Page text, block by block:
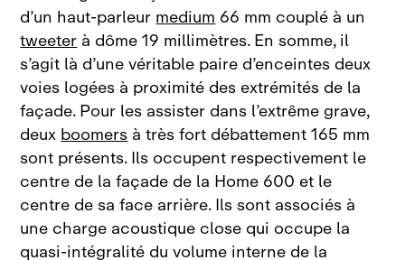
d’un haut‑parleurmedium66 mm couplé à un
tweeterà dôme 19 millimètres. En somme, il
s’agit là d’une véritable paire d’enceintes deux
voies logées à proximité des extrémités de la
façade. Pour les assister dans l’extrême grave,
deuxboomersà très fort débattement 165 mm
sont présents. Ils occupent respectivement le
centre de la façade de la Home 600 et le
centre de sa face arrière. Ils sont associés à
une charge acoustique close qui occupe la
quasi‑intégralité du volume interne de la